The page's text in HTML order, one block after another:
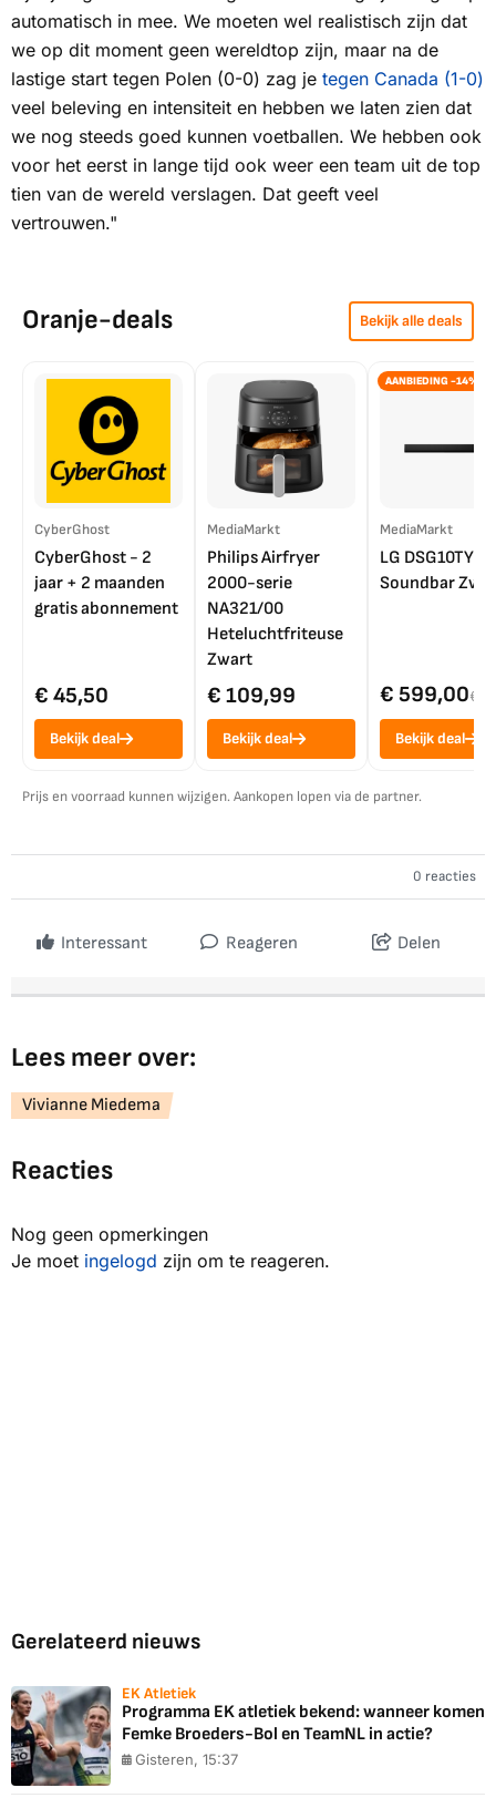
automatisch in mee. We moeten wel realistisch zijn dat
we op dit moment geen wereldtop zijn, maar na de
lastige start tegen Polen (0-0) zag je tegen Canada (1-0)
veel beleving en intensiteit en hebben we laten zien dat
we nog steeds goed kunnen voetballen. We hebben ook
voor het eerst in lange tijd ook weer een team uit de top
tien van de wereld verslagen. Dat geeft veel
vertrouwen."
Oranje-deals Bekijk alle deals
CyberGhost
CyberGhost - 2
jaar + 2 maanden
gratis abonnement
€ 45,50
Bekijk deal
MediaMarkt
Philips Airfryer
2000-serie
NA321/00
Heteluchtfriteuse
Zwart
€ 109,99
Bekijk deal
AANBIEDING -14%
MediaMarkt
LG DSG10TY
Soundbar
€ 599,00€
Bekijk deal
Prijs en voorraad kunnen wijzigen. Aankopen lopen via de partner.
0 reacties
Interessant Reageren Delen
Lees meer over:
Vivianne Miedema
Reacties
Nog geen opmerkingen
Je moet ingelogd zijn om te reageren.
Gerelateerd nieuws
EK Atletiek
Programma EK atletiek bekend: wanneer komen
Femke Broeders-Bol en TeamNL in actie?
Gisteren, 15:37